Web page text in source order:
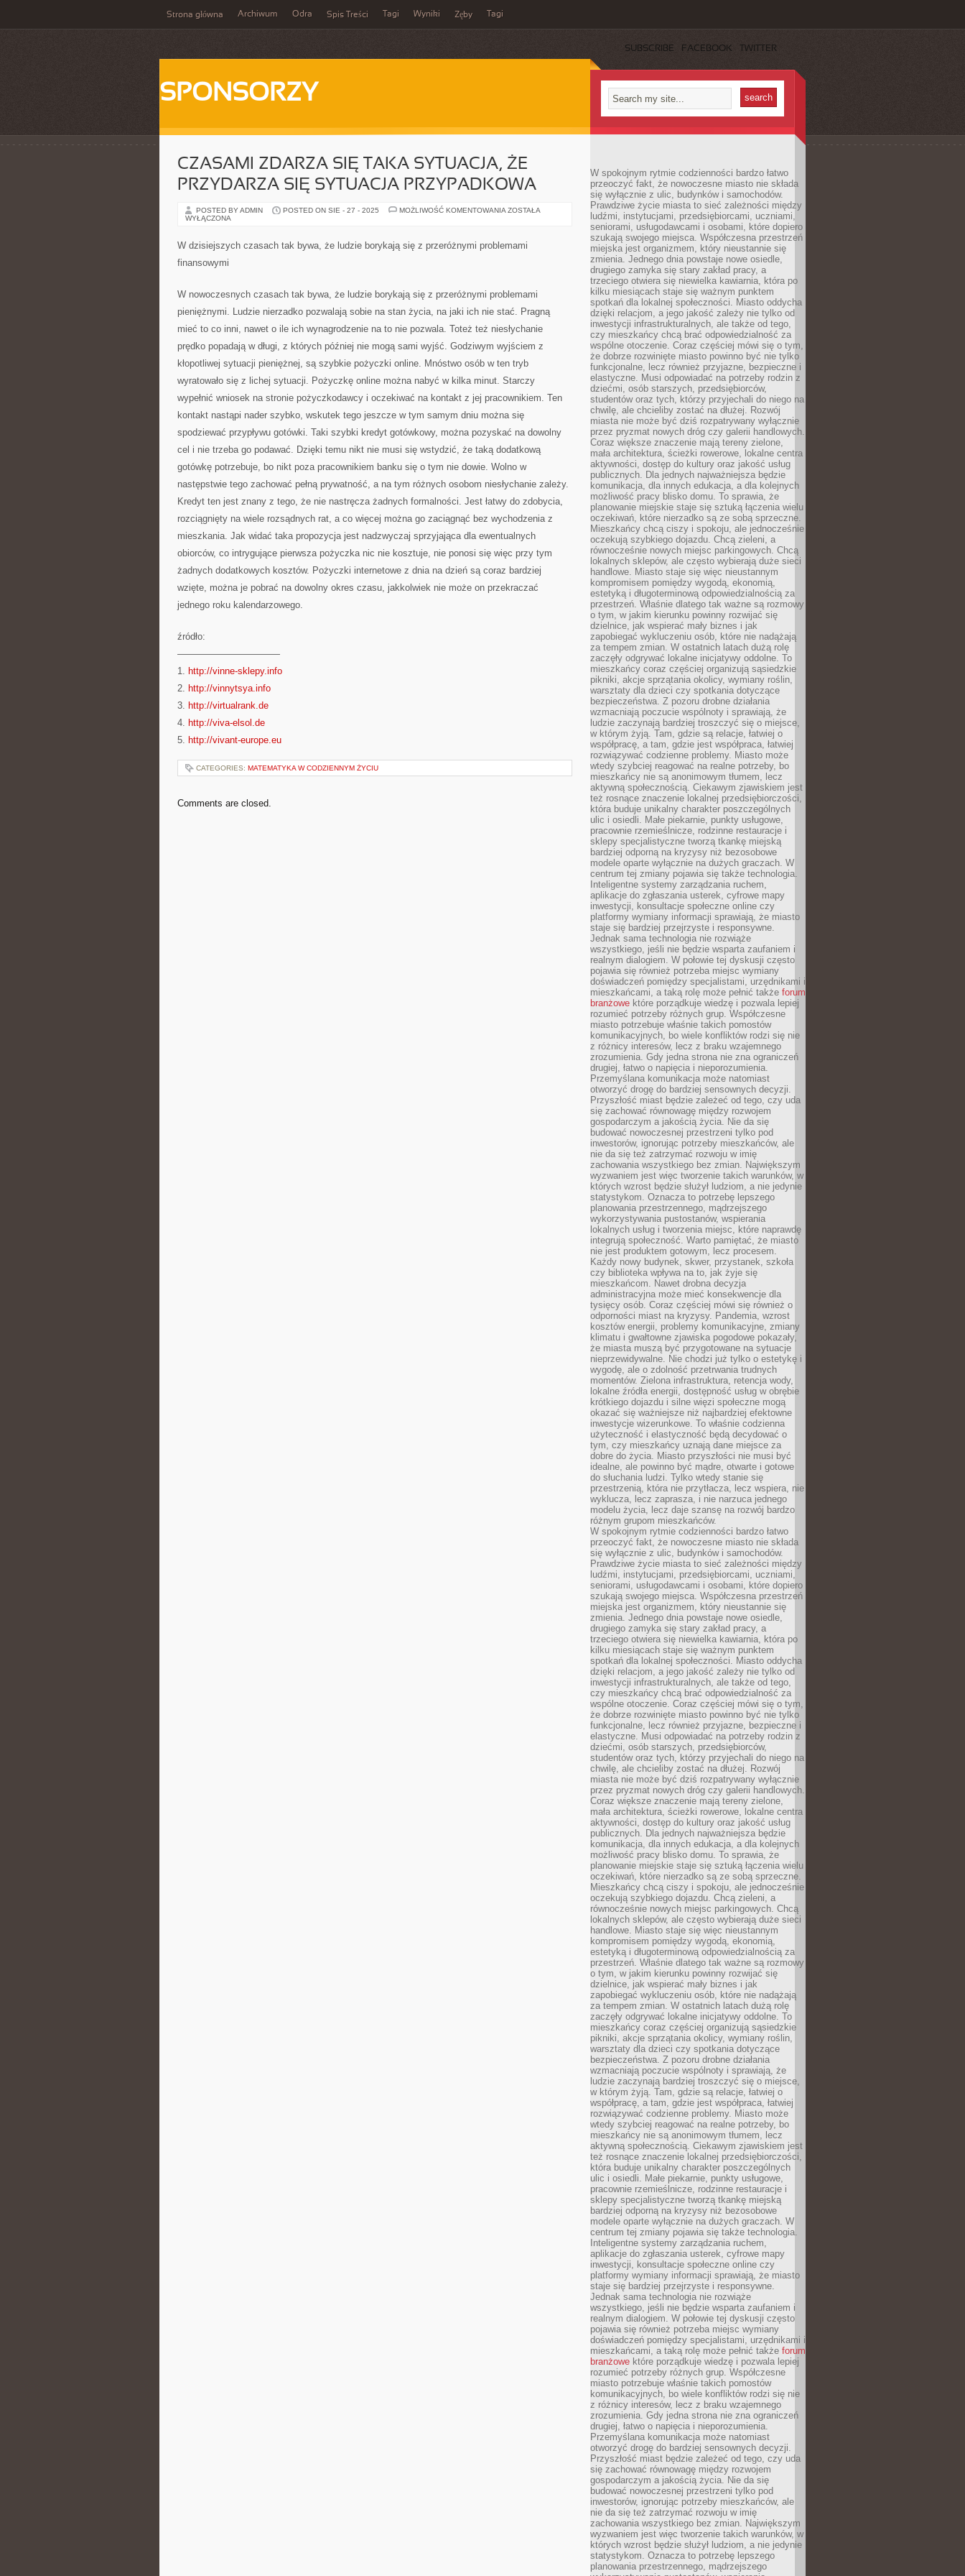
Strona główna Archiwum Odra Spis Treści Tagi Wyniki Zęby Tagi
SUBSCRIBE FACEBOOK TWITTER
SPONSORZY
CZASAMI ZDARZA SIĘ TAKA SYTUACJA, ŻE
PRZYDARZA SIĘ SYTUACJA PRZYPADKOWA
POSTED BY ADMIN POSTED ON SIE - 27 - 2025 MOŻLIWOŚĆ KOMENTOWANIA CZASAMI
SYTUACJA,
ŻE
ZOSTAŁA
WYŁĄCZONA
W dzisiejszych czasach tak bywa, że ludzie borykają się z przeróżnymi problemami
finansowymi
W nowoczesnych czasach tak bywa, że ludzie borykają się z przeróżnymi problemami
pieniężnymi. Ludzie nierzadko pozwalają sobie na stan życia, na jaki ich nie stać. Pragną
mieć to co inni, nawet o ile ich wynagrodzenie na to nie pozwala. Toteż też niesłychanie
prędko popadają w długi, z których później nie mogą sami wyjść. Godziwym wyjściem z
kłopotliwej sytuacji pieniężnej, są szybkie pożyczki online. Mnóstwo osób w ten tryb
wyratowało się z lichej sytuacji. Pożyczkę online można nabyć w kilka minut. Starczy
wypełnić wniosek na stronie pożyczkodawcy i oczekiwać na kontakt z jej pracownikiem. Ten
kontakt nastąpi nader szybko, wskutek tego jeszcze w tym samym dniu można się
spodziewać przypływu gotówki. Taki szybki kredyt gotówkowy, można pozyskać na dowolny
cel i nie trzeba go podawać. Dzięki temu nikt nie musi się wstydzić, że taką dodatkową
gotówkę potrzebuje, bo nikt poza pracownikiem banku się o tym nie dowie. Wolno w
następstwie tego zachować pełną prywatność, a na tym różnych osobom niesłychanie zależy.
Kredyt ten jest znany z tego, że nie nastręcza żadnych formalności. Jest łatwy do zdobycia,
rozciągnięty na wiele rozsądnych rat, a co więcej można go zaciągnąć bez wychodzenia z
mieszkania. Jak widać taka propozycja jest nadzwyczaj sprzyjająca dla ewentualnych
obiorców, co intrygujące pierwsza pożyczka nic nie kosztuje, nie ponosi się więc przy tym
żadnych dodatkowych kosztów. Pożyczki internetowe z dnia na dzień są coraz bardziej
wzięte, można je pobrać na dowolny okres czasu, jakkolwiek nie może on przekraczać
jednego roku kalendarzowego.
źródło:
———————————
1. http://vinne-sklepy.info
2. http://vinnytsya.info
3. http://virtualrank.de
4. http://viva-elsol.de
5. http://vivant-europe.eu
CATEGORIES: MATEMATYKA W CODZIENNYM ŻYCIU
Comments are closed.
W spokojnym rytmie codzienności bardzo łatwo
przeoczyć fakt, że nowoczesne miasto nie składa
się wyłącznie z ulic, budynków i samochodów.
Prawdziwe życie miasta to sieć zależności między
ludźmi, instytucjami, przedsiębiorcami, uczniami,
seniorami, usługodawcami i osobami, które dopiero
szukają swojego miejsca. Współczesna przestrzeń
miejska jest organizmem, który nieustannie się
zmienia. Jednego dnia powstaje nowe osiedle,
drugiego zamyka się stary zakład pracy, a
trzeciego otwiera się niewielka kawiarnia, która po
kilku miesiącach staje się ważnym punktem
spotkań dla lokalnej społeczności. Miasto oddycha
dzięki relacjom, a jego jakość zależy nie tylko od
inwestycji infrastrukturalnych, ale także od tego,
czy mieszkańcy chcą brać odpowiedzialność za
wspólne otoczenie. Coraz częściej mówi się o tym,
że dobrze rozwinięte miasto powinno być nie tylko
funkcjonalne, lecz również przyjazne, bezpieczne i
elastyczne. Musi odpowiadać na potrzeby rodzin z
dziećmi, osób starszych, przedsiębiorców,
studentów oraz tych, którzy przyjechali do niego na
chwilę, ale chcieliby zostać na dłużej. Rozwój
miasta nie może być dziś rozpatrywany wyłącznie
przez pryzmat nowych dróg czy galerii handlowych.
Coraz większe znaczenie mają tereny zielone,
mała architektura, ścieżki rowerowe, lokalne centra
aktywności, dostęp do kultury oraz jakość usług
publicznych. Dla jednych najważniejsza będzie
komunikacja, dla innych edukacja, a dla kolejnych
możliwość pracy blisko domu. To sprawia, że
planowanie miejskie staje się sztuką łączenia wielu
oczekiwań, które nierzadko są ze sobą sprzeczne.
Mieszkańcy chcą ciszy i spokoju, ale jednocześnie
oczekują szybkiego dojazdu. Chcą zieleni, a
równocześnie nowych miejsc parkingowych. Chcą
lokalnych sklepów, ale często wybierają duże sieci
handlowe. Miasto staje się więc nieustannym
kompromisem pomiędzy wygodą, ekonomią,
estetyką i długoterminową odpowiedzialnością za
przestrzeń. Właśnie dlatego tak ważne są rozmowy
o tym, w jakim kierunku powinny rozwijać się
dzielnice, jak wspierać mały biznes i jak
zapobiegać wykluczeniu osób, które nie nadążają
za tempem zmian. W ostatnich latach dużą rolę
zaczęły odgrywać lokalne inicjatywy oddolne. To
mieszkańcy coraz częściej organizują sąsiedzkie
pikniki, akcje sprzątania okolicy, wymiany roślin,
warsztaty dla dzieci czy spotkania dotyczące
bezpieczeństwa. Z pozoru drobne działania
wzmacniają poczucie wspólnoty i sprawiają, że
ludzie zaczynają bardziej troszczyć się o miejsce,
w którym żyją. Tam, gdzie są relacje, łatwiej o
współpracę, a tam, gdzie jest współpraca, łatwiej
rozwiązywać codzienne problemy. Miasto może
wtedy szybciej reagować na realne potrzeby, bo
mieszkańcy nie są anonimowym tłumem, lecz
aktywną społecznością. Ciekawym zjawiskiem jest
też rosnące znaczenie lokalnej przedsiębiorczości,
która buduje unikalny charakter poszczególnych
ulic i osiedli. Małe piekarnie, punkty usługowe,
pracownie rzemieślnicze, rodzinne restauracje i
sklepy specjalistyczne tworzą tkankę miejską
bardziej odporną na kryzysy niż bezosobowe
modele oparte wyłącznie na dużych graczach. W
centrum tej zmiany pojawia się także technologia.
Inteligentne systemy zarządzania ruchem,
aplikacje do zgłaszania usterek, cyfrowe mapy
inwestycji, konsultacje społeczne online czy
platformy wymiany informacji sprawiają, że miasto
staje się bardziej przejrzyste i responsywne.
Jednak sama technologia nie rozwiąże
wszystkiego, jeśli nie będzie wsparta zaufaniem i
realnym dialogiem. W połowie tej dyskusji często
pojawia się również potrzeba miejsc wymiany
doświadczeń pomiędzy specjalistami, urzędnikami i
mieszkańcami, a taką rolę może pełnić także forum
branżowe które porządkuje wiedzę i pozwala lepiej
rozumieć potrzeby różnych grup. Współczesne
miasto potrzebuje właśnie takich pomostów
komunikacyjnych, bo wiele konfliktów rodzi się nie
z różnicy interesów, lecz z braku wzajemnego
zrozumienia. Gdy jedna strona nie zna ograniczeń
drugiej, łatwo o napięcia i nieporozumienia.
Przemyślana komunikacja może natomiast
otworzyć drogę do bardziej sensownych decyzji.
Przyszłość miast będzie zależeć od tego, czy uda
się zachować równowagę między rozwojem
gospodarczym a jakością życia. Nie da się
budować nowoczesnej przestrzeni tylko pod
inwestorów, ignorując potrzeby mieszkańców, ale
nie da się też zatrzymać rozwoju w imię
zachowania wszystkiego bez zmian. Największym
wyzwaniem jest więc tworzenie takich warunków, w
których wzrost będzie służył ludziom, a nie jedynie
statystykom. Oznacza to potrzebę lepszego
planowania przestrzennego, mądrzejszego
wykorzystywania pustostanów, wspierania
lokalnych usług i tworzenia miejsc, które naprawdę
integrują społeczność. Warto pamiętać, że miasto
nie jest produktem gotowym, lecz procesem.
Każdy nowy budynek, skwer, przystanek, szkoła
czy biblioteka wpływa na to, jak żyje się
mieszkańcom. Nawet drobna decyzja
administracyjna może mieć konsekwencje dla
tysięcy osób. Coraz częściej mówi się również o
odporności miast na kryzysy. Pandemia, wzrost
kosztów energii, problemy komunikacyjne, zmiany
klimatu i gwałtowne zjawiska pogodowe pokazały,
że miasta muszą być przygotowane na sytuacje
nieprzewidywalne. Nie chodzi już tylko o estetykę i
wygodę, ale o zdolność przetrwania trudnych
momentów. Zielona infrastruktura, retencja wody,
lokalne źródła energii, dostępność usług w obrębie
krótkiego dojazdu i silne więzi społeczne mogą
okazać się ważniejsze niż najbardziej efektowne
inwestycje wizerunkowe. To właśnie codzienna
użyteczność i elastyczność będą decydować o
tym, czy mieszkańcy uznają dane miejsce za
dobre do życia. Miasto przyszłości nie musi być
idealne, ale powinno być mądre, otwarte i gotowe
do słuchania ludzi. Tylko wtedy stanie się
przestrzenią, która nie przytłacza, lecz wspiera, nie
wyklucza, lecz zaprasza, i nie narzuca jednego
modelu życia, lecz daje szansę na rozwój bardzo
różnym grupom mieszkańców.
W spokojnym rytmie codzienności bardzo łatwo
przeoczyć fakt, że nowoczesne miasto nie składa
się wyłącznie z ulic, budynków i samochodów.
Prawdziwe życie miasta to sieć zależności między
ludźmi, instytucjami, przedsiębiorcami, uczniami,
seniorami, usługodawcami i osobami, które dopiero
szukają swojego miejsca. Współczesna przestrzeń
miejska jest organizmem, który nieustannie się
zmienia. Jednego dnia powstaje nowe osiedle,
drugiego zamyka się stary zakład pracy, a
trzeciego otwiera się niewielka kawiarnia, która po
kilku miesiącach staje się ważnym punktem
spotkań dla lokalnej społeczności. Miasto oddycha
dzięki relacjom, a jego jakość zależy nie tylko od
inwestycji infrastrukturalnych, ale także od tego,
czy mieszkańcy chcą brać odpowiedzialność za
wspólne otoczenie. Coraz częściej mówi się o tym,
że dobrze rozwinięte miasto powinno być nie tylko
funkcjonalne, lecz również przyjazne, bezpieczne i
elastyczne. Musi odpowiadać na potrzeby rodzin z
dziećmi, osób starszych, przedsiębiorców,
studentów oraz tych, którzy przyjechali do niego na
chwilę, ale chcieliby zostać na dłużej. Rozwój
miasta nie może być dziś rozpatrywany wyłącznie
przez pryzmat nowych dróg czy galerii handlowych.
Coraz większe znaczenie mają tereny zielone,
mała architektura, ścieżki rowerowe, lokalne centra
aktywności, dostęp do kultury oraz jakość usług
publicznych. Dla jednych najważniejsza będzie
komunikacja, dla innych edukacja, a dla kolejnych
możliwość pracy blisko domu. To sprawia, że
planowanie miejskie staje się sztuką łączenia wielu
oczekiwań, które nierzadko są ze sobą sprzeczne.
Mieszkańcy chcą ciszy i spokoju, ale jednocześnie
oczekują szybkiego dojazdu. Chcą zieleni, a
równocześnie nowych miejsc parkingowych. Chcą
lokalnych sklepów, ale często wybierają duże sieci
handlowe. Miasto staje się więc nieustannym
kompromisem pomiędzy wygodą, ekonomią,
estetyką i długoterminową odpowiedzialnością za
przestrzeń. Właśnie dlatego tak ważne są rozmowy
o tym, w jakim kierunku powinny rozwijać się
dzielnice, jak wspierać mały biznes i jak
zapobiegać wykluczeniu osób, które nie nadążają
za tempem zmian. W ostatnich latach dużą rolę
zaczęły odgrywać lokalne inicjatywy oddolne. To
mieszkańcy coraz częściej organizują sąsiedzkie
pikniki, akcje sprzątania okolicy, wymiany roślin,
warsztaty dla dzieci czy spotkania dotyczące
bezpieczeństwa. Z pozoru drobne działania
wzmacniają poczucie wspólnoty i sprawiają, że
ludzie zaczynają bardziej troszczyć się o miejsce,
w którym żyją. Tam, gdzie są relacje, łatwiej o
współpracę, a tam, gdzie jest współpraca, łatwiej
rozwiązywać codzienne problemy. Miasto może
wtedy szybciej reagować na realne potrzeby, bo
mieszkańcy nie są anonimowym tłumem, lecz
aktywną społecznością. Ciekawym zjawiskiem jest
też rosnące znaczenie lokalnej przedsiębiorczości,
która buduje unikalny charakter poszczególnych
ulic i osiedli. Małe piekarnie, punkty usługowe,
pracownie rzemieślnicze, rodzinne restauracje i
sklepy specjalistyczne tworzą tkankę miejską
bardziej odporną na kryzysy niż bezosobowe
modele oparte wyłącznie na dużych graczach. W
centrum tej zmiany pojawia się także technologia.
Inteligentne systemy zarządzania ruchem,
aplikacje do zgłaszania usterek, cyfrowe mapy
inwestycji, konsultacje społeczne online czy
platformy wymiany informacji sprawiają, że miasto
staje się bardziej przejrzyste i responsywne.
Jednak sama technologia nie rozwiąże
wszystkiego, jeśli nie będzie wsparta zaufaniem i
realnym dialogiem. W połowie tej dyskusji często
pojawia się również potrzeba miejsc wymiany
doświadczeń pomiędzy specjalistami, urzędnikami i
mieszkańcami, a taką rolę może pełnić także forum
branżowe które porządkuje wiedzę i pozwala lepiej
rozumieć potrzeby różnych grup. Współczesne
miasto potrzebuje właśnie takich pomostów
komunikacyjnych, bo wiele konfliktów rodzi się nie
z różnicy interesów, lecz z braku wzajemnego
zrozumienia. Gdy jedna strona nie zna ograniczeń
drugiej, łatwo o napięcia i nieporozumienia.
Przemyślana komunikacja może natomiast
otworzyć drogę do bardziej sensownych decyzji.
Przyszłość miast będzie zależeć od tego, czy uda
się zachować równowagę między rozwojem
gospodarczym a jakością życia. Nie da się
budować nowoczesnej przestrzeni tylko pod
inwestorów, ignorując potrzeby mieszkańców, ale
nie da się też zatrzymać rozwoju w imię
zachowania wszystkiego bez zmian. Największym
wyzwaniem jest więc tworzenie takich warunków, w
których wzrost będzie służył ludziom, a nie jedynie
statystykom. Oznacza to potrzebę lepszego
planowania przestrzennego, mądrzejszego